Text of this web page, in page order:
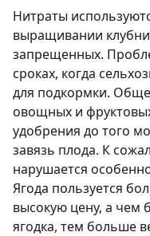
Нитраты
выращивании
запрещенных.
сроках, когда
для подкормки.
овощных и
удобрения до того
завязь плода. К
нарушается
Ягода пользуется
высокую цену, а чем
ягодка, тем больше